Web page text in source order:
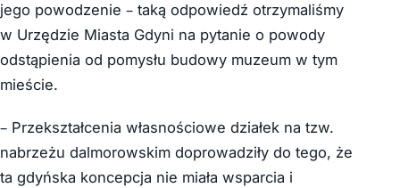
jego powodzenie – taką odpowiedź otrzymaliśmy
w Urzędzie Miasta Gdyni na pytanie o powody
odstąpienia od pomysłu budowy muzeum w tym
mieście.
– Przekształcenia własnościowe działek na tzw.
nabrzeżu dalmorowskim doprowadziły do tego, że
ta gdyńska koncepcja nie miała wsparcia i